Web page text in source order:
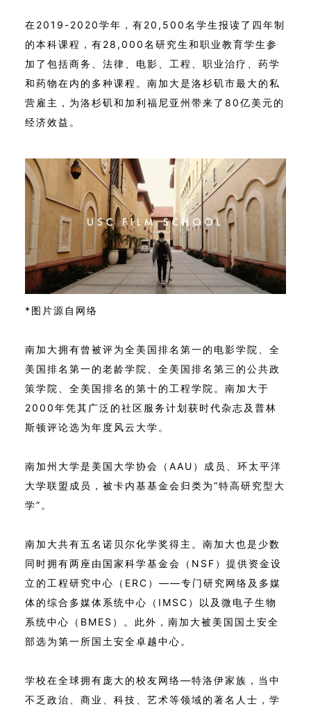
在2019-2020学年，有20,500名学生报读了四年制
的本科课程，有28,000名研究生和职业教育学生参
加了包括商务、法律、电影、工程、职业治疗、药学
和药物在内的多种课程。南加大是洛杉矶市最大的私
营雇主，为洛杉矶和加利福尼亚州带来了80亿美元的
经济效益。
*图片源自网络
南加大拥有曾被评为全美国排名第一的电影学院、全
美国排名第一的老龄学院、全美国排名第三的公共政
策学院、全美国排名的第十的工程学院。南加大于
2000年凭其广泛的社区服务计划获时代杂志及普林
斯顿评论选为年度风云大学。
南加州大学是美国大学协会（AAU）成员、环太平洋
大学联盟成员，被卡内基基金会归类为“特高研究型大
学”。
南加大共有五名诺贝尔化学奖得主。南加大也是少数
同时拥有两座由国家科学基金会（NSF）提供资金设
立的工程研究中心（ERC）——专门研究网络及多媒
体的综合多媒体系统中心（IMSC）以及微电子生物
系统中心（BMES）。此外，南加大被美国国土安全
部选为第一所国土安全卓越中心。
学校在全球拥有庞大的校友网络—特洛伊家族，当中
不乏政治、商业、科技、艺术等领域的著名人士，学